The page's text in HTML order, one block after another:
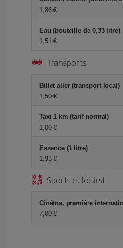
1,86 €
Eau (bouteille de 0,33 litre)
1,51 €
Transports
Billet aller (transport local)
1,50 €
Taxi 1 km (tarif normal)
1,00 €
Essence (1 litre)
1,93 €
Sports et loisirst
Cinéma, première
7,00 €